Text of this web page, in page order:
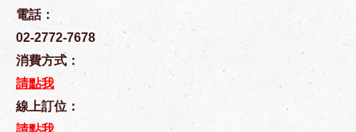
電話：
02-2772-7678
消費方式：
請點我
線上訂位：